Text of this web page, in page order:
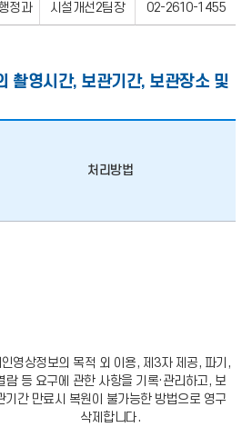
행정과 시설개선2팀장 02-2610-1455
촬영시간, 보관기간, 보관장소 및
처리방법
인영상정보의 목적 외 이용, 제3자 제공, 파기,
람 등 요구에 관한 사항을 기록·관리하고, 보
기간 만료시 복원이 불가능한 방법으로 영구
삭제합니다.